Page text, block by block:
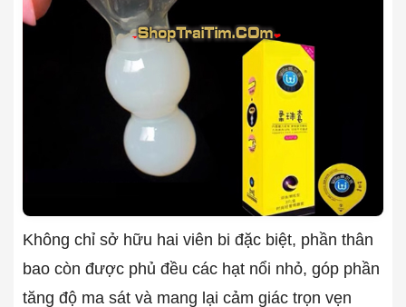
Không chỉ sở hữu hai viên bi đặc biệt, phần thân
bao còn được phủ đều các hạt nổi nhỏ, góp phần
tăng độ ma sát và mang lại cảm giác trọn vẹn